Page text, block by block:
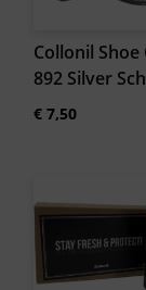
Collonil Shoe
892 Silver
€ 7,50